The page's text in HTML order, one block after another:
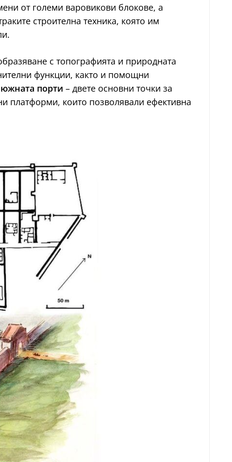
от големи варовикови блокове, а
строителна техника, която им
с топографията и природната
функции, както и помощни
порти – двете основни точки за
платформи, които позволявали ефективна